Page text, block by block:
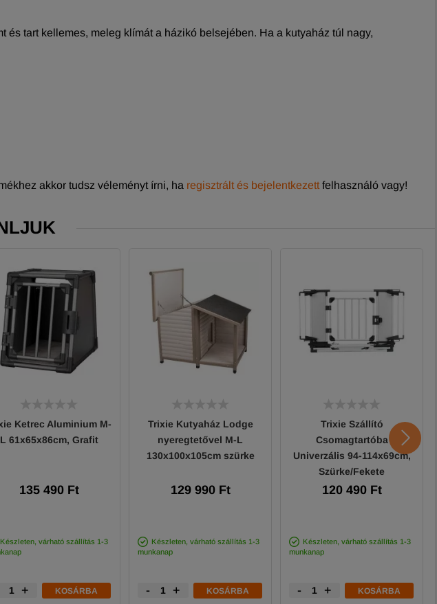
tart kellemes, meleg klímát a házikó belsejében. Ha a kutyaház túl nagy,
akkor tudsz véleményt írni, ha regisztrált és bejelentkezett felhasználó vagy!
Ketrec Aluminium M-
L 61x65x86cm, Grafit
135 490 Ft
Készleten, várható szállítás 1-3
+ KOSÁRBA
Trixie Kutyaház Lodge
nyeregtetővel M-L
130x100x105cm szürke
129 990 Ft
Készleten, várható szállítás 1-3
munkanap
- + KOSÁRBA
Trixie Szállító
Csomagtartóba
Univerzális 94-114x69cm,
Szürke/Fekete
120 490 Ft
Készleten, várható szállítás 1-3
munkanap
- + KOSÁRBA